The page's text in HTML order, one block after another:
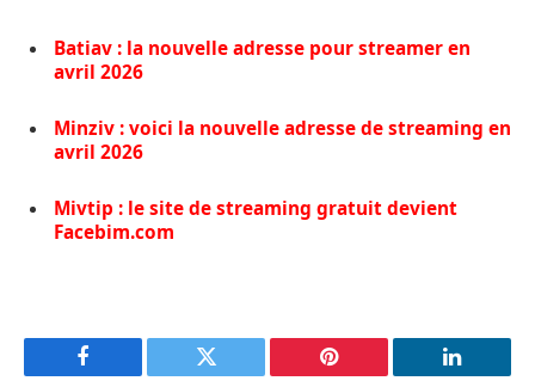
Batiav : la nouvelle adresse pour streamer en
avril 2026
Minziv : voici la nouvelle adresse de streaming en
avril 2026
Mivtip : le site de streaming gratuit devient
Facebim.com
Facebook Twitter Pinterest LinkedIn